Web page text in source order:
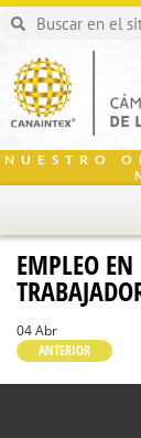
NUESTRO
EMPLEO EN
04 Abr
ANTERIOR